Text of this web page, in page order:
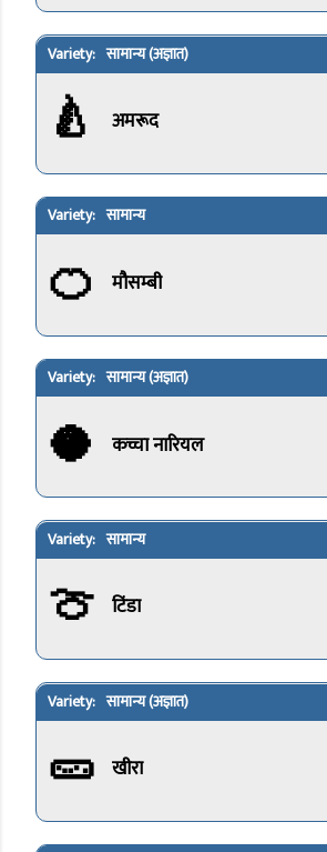
सामान्य (अज्ञात)
🍐 अमरूद
सामान्य
🍊 मौसम्बी
सामान्य (अज्ञात)
🥥 कच्चा नारियल
सामान्य
🍈 टिंडा
सामान्य (अज्ञात)
🥒 खीरा